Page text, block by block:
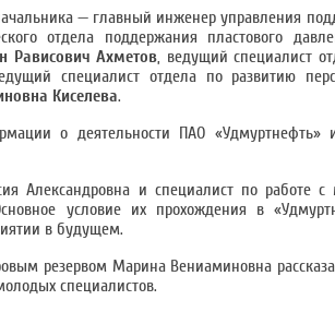
— главный инженер управления
отдела поддержания пластового
Рависович Ахметов, ведущий специалист
специалист отдела по развитию
Киселева.
о деятельности ПАО «Удмуртнефть»
Александровна и специалист по работе
условие их прохождения в
в будущем.
резервом Марина Вениаминовна
специалистов.